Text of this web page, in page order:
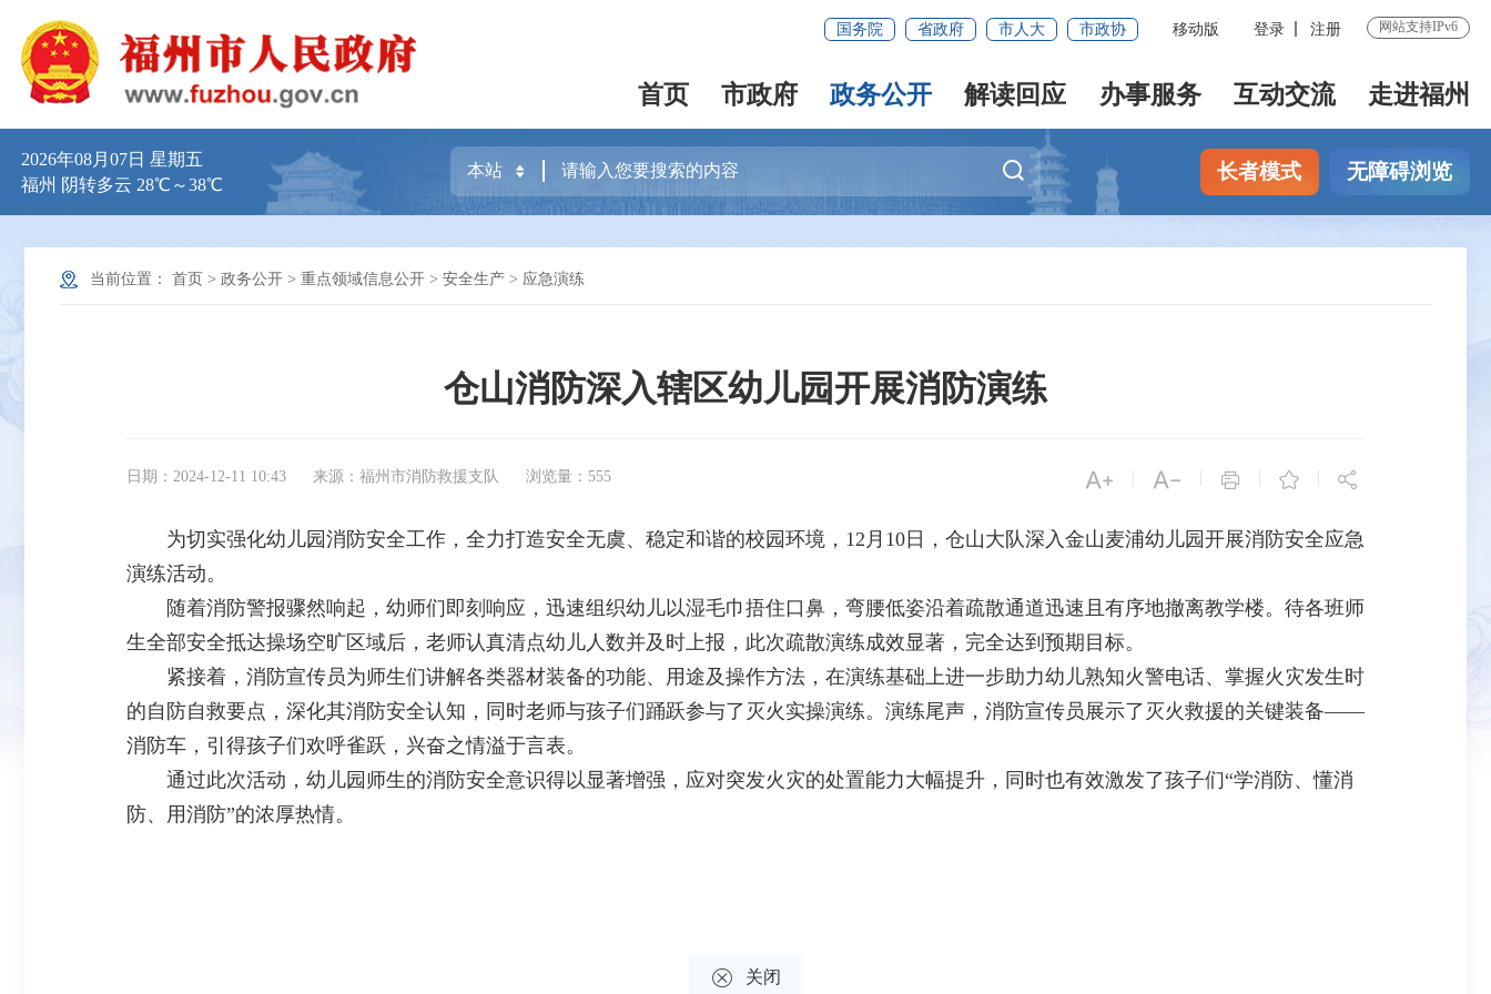
国务院 省政府 市人大 市政协 移动版 登录 注册 网站支持IPv6
首页 市政府 政务公开 解读回应 办事服务 互动交流 走进福州
2026年08月07日 星期五
福州 阴转多云 28℃～38℃
长者模式 无障碍浏览
当前位置： 首页 > 政务公开 > 重点领域信息公开 > 安全生产 > 应急演练
仓山消防深入辖区幼儿园开展消防演练
日期：2024-12-11 10:43 来源：福州市消防救援支队 浏览量：555  |  |  |  | 
为切实强化幼儿园消防安全工作，全力打造安全无虞、稳定和谐的校园环境，12月10日，仓山大队深入金山麦浦幼儿园开展消防安全应急
演练活动。
随着消防警报骤然响起，幼师们即刻响应，迅速组织幼儿以湿毛巾捂住口鼻，弯腰低姿沿着疏散通道迅速且有序地撤离教学楼。待各班师
生全部安全抵达操场空旷区域后，老师认真清点幼儿人数并及时上报，此次疏散演练成效显著，完全达到预期目标。
紧接着，消防宣传员为师生们讲解各类器材装备的功能、用途及操作方法，在演练基础上进一步助力幼儿熟知火警电话、掌握火灾发生时
的自防自救要点，深化其消防安全认知，同时老师与孩子们踊跃参与了灭火实操演练。演练尾声，消防宣传员展示了灭火救援的关键装备——
消防车，引得孩子们欢呼雀跃，兴奋之情溢于言表。
通过此次活动，幼儿园师生的消防安全意识得以显著增强，应对突发火灾的处置能力大幅提升，同时也有效激发了孩子们“学消防、懂消
防、用消防”的浓厚热情。
 关闭